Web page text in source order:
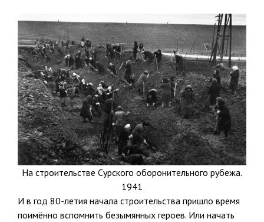
На строительстве Сурского оборонительного рубежа.
1941
И в год 80-летия начала строительства пришло время
поимённо вспомнить безымянных героев. Или начать